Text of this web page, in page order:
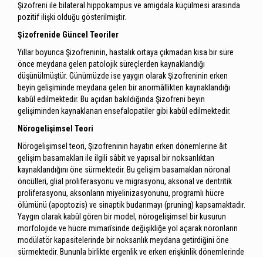
Şizofreni ile bilateral hippokampus ve amigdala küçülmesi arasında
pozitif ilişki olduğu gösterilmiştir.
Şizofrenide Güncel Teoriler
Yıllar boyunca Şizofreninin, hastalık ortaya çıkmadan kısa bir süre
önce meydana gelen patolojik süreçlerden kaynaklandığı
düşünülmüştür. Günümüzde ise yaygın olarak Şizofreninin erken
beyin gelişiminde meydana gelen bir anormâllikten kaynaklandığı
kabûl edilmektedir. Bu açıdan bakıldığında Şizofreni beyin
gelişiminden kaynaklanan ensefalopatiler gibi kabûl edilmektedir.
Nörogelişimsel Teori
Nörogelişimsel teori, Şizofreninin hayatın erken dönemlerine âit
gelişim basamakları ile ilgili sâbit ve yapısal bir noksanlıktan
kaynaklandığını öne sürmektedir. Bu gelişim basamakları nöronal
öncülleri, glial proliferasyonu ve migrasyonu, aksonal ve dentritik
proliferasyonu, aksonların miyelinizasyonunu, programlı hücre
ölümünü (apoptozis) ve sinaptik budanmayı (pruning) kapsamaktadır.
Yaygın olarak kabûl gören bir model, nörogelişimsel bir kusurun
morfolojide ve hücre mimarîsinde değişikliğe yol açarak nöronların
modülatör kapasitelerinde bir noksanlık meydana getirdiğini öne
sürmektedir. Bununla birlikte ergenlik ve erken erişkinlik dönemlerinde